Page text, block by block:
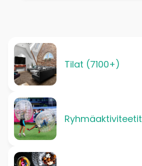
Tilat (7100+)
Ryhmäaktiviteetit